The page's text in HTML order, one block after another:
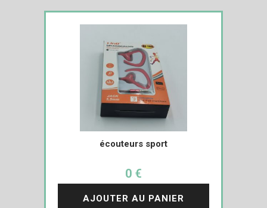
écouteurs sport
0 €
AJOUTER AU PANIER